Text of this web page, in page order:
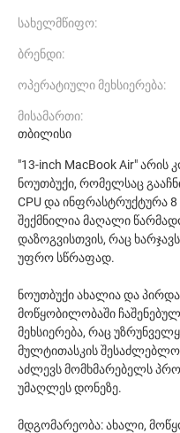
სახელმწიფო:
ბრენდი:
ოპერატიული მეხსიერება:
მისამართი:
თბილისი
"13-inch MacBook Air" არის
ნოუთბუქი, რომელსაც
CPU და ინფრასტრუქტურა
შექმნილია მაღალი
დაზოგვისთვის, რაც
უფრო სწრაფად.
ნოუთბუქი ახალია და
მოწყობილობაში
მეხსიერება, რაც
მულტითასკის
აძლევს მომხმარებელს
უმაღლეს დონეზე.
მდგომარეობა: ახალი,